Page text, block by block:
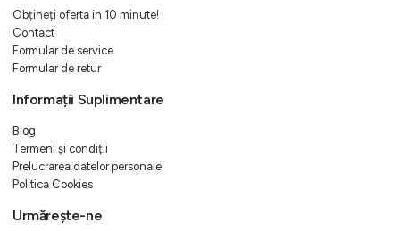
Obțineți oferta in 10 minute!
Contact
Formular de service
Formular de retur
Informații Suplimentare
Blog
Termeni și condiții
Prelucrarea datelor personale
Politica Cookies
Urmărește-ne